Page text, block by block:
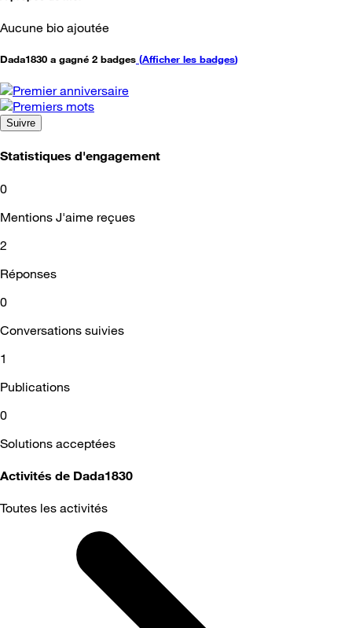
Aucune bio ajoutée
Dada1830 a gagné 2 badges (Afficher les badges)
Suivre
Statistiques d'engagement
0
Mentions J'aime reçues
2
Réponses
0
Conversations suivies
1
Publications
0
Solutions acceptées
Activités de Dada1830
Toutes les activités